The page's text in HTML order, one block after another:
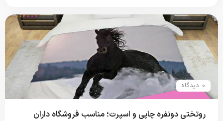
0 دیدگاه
روتختی دونفره چاپی و اسپرت؛ مناسب فروشگاه داران